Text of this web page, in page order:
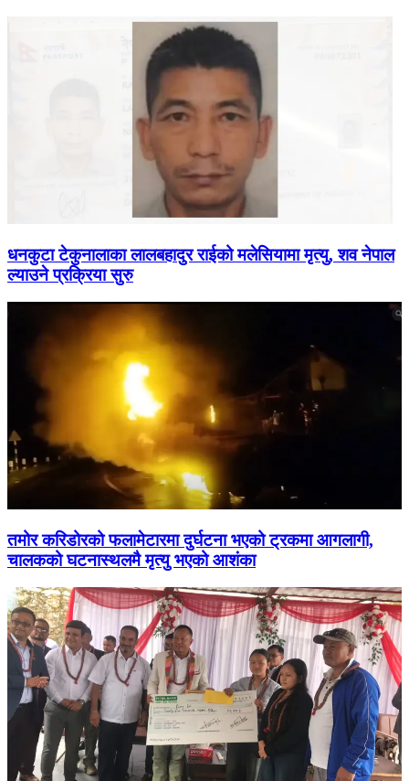
धनकुटा टेकुनालाका लालबहादुर राईको मलेसियामा मृत्यु, शव नेपाल
ल्याउने प्रक्रिया सुरु
तमोर करिडोरको फलामेटारमा दुर्घटना भएको ट्रकमा आगलागी,
चालकको घटनास्थलमै मृत्यु भएको आशंका